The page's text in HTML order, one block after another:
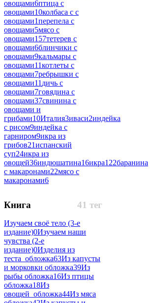
овощами6птица с
овощами10колбаса с с
овощами1перепела с
овощами5мясо с
овощами157тетерев с
овощами6блинчики с
овощами9кальмары с
овощами11котлеты с
овощами7ребрышки с
овощами11 дичь с
овощами7говядина с
овощами37свинина с
овощами и
грибами10Италия3иваси2индейка
с рисом9индейка с
гарниром9икра из
грибов21испанский
суп24икра из
овощей36индюшатина16икра122баранина
с макаронами22мясо с
макаронами6
41 тег
Книга
Изучаем своё тело (3-е
издание)0Изучаем наши
чувства (2-е
издание)0Изделия из
теста_обложка63Из капусты
и морковки обложка39Из
рыбы обложка16Из птицы
обложка18Из
овощей_обложка44Из мяса